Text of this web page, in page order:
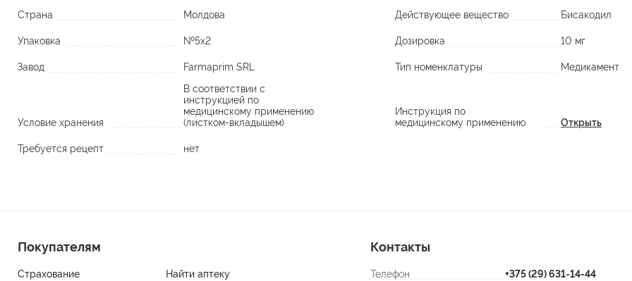
Страна Молдова Действующее вещество Бисакодил
Упаковка №5х2 Дозировка 10 мг
Завод Farmaprim SRL Тип номенклатуры Медикамент
Условие хранения
В соответствии с
инструкцией по
медицинскому применению
(листком-вкладышем)
Инструкция по
медицинскому применению
Открыть
Требуется рецепт нет
Покупателям
Страхование
Найти аптеку
Контакты
Телефон
+375 (29) 631-14-44